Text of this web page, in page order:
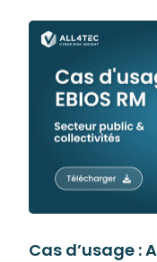
Cas d’usage :